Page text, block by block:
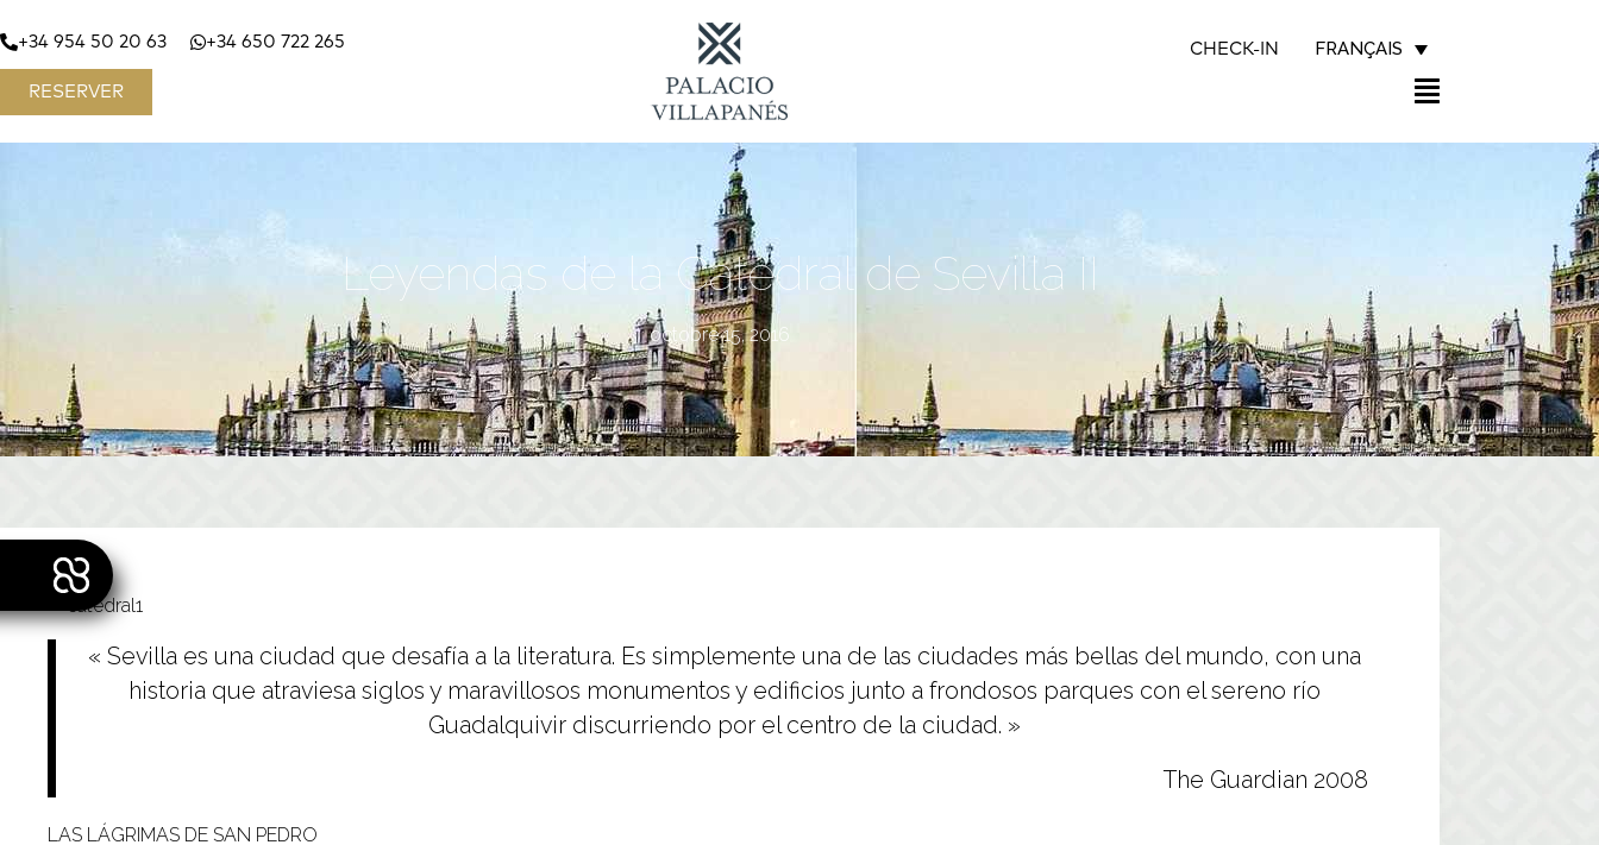
+34 954 50 20 63 +34 650 722 265
RESERVER
CHECK-IN FRANÇAIS
Leyendas de la Catedral de Sevilla II
octobre 15, 2016
« Sevilla es una ciudad que desafía a la literatura. Es simplemente una de las ciudades más bellas del mundo, con una
historia que atraviesa siglos y maravillosos monumentos y edificios junto a frondosos parques con el sereno río
Guadalquivir discurriendo por el centro de la ciudad. »
The Guardian 2008
LAS LÁGRIMAS DE SAN PEDRO